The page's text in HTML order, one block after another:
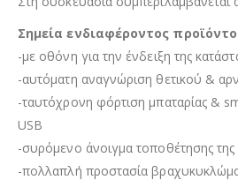
Σημεία ενδιαφέροντος
-με οθόνη για την ένδειξη της
-αυτόματη αναγνώριση θετικού &
-ταυτόχρονη φόρτιση μπαταρίας &
USB
-συρόμενο άνοιγμα τοποθέτησης της
-πολλαπλή προστασία